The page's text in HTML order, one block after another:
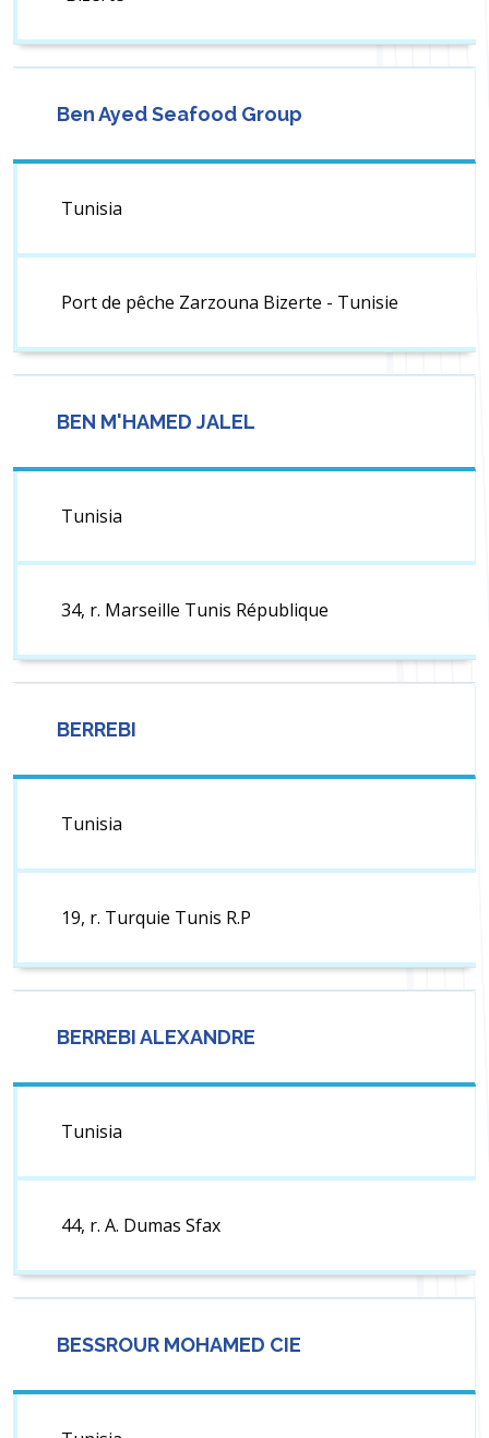
Ben Ayed Seafood Group
Tunisia
Port de pêche Zarzouna Bizerte - Tunisie
BEN M'HAMED JALEL
Tunisia
34, r. Marseille Tunis République
BERREBI
Tunisia
19, r. Turquie Tunis R.P
BERREBI ALEXANDRE
Tunisia
44, r. A. Dumas Sfax
BESSROUR MOHAMED CIE